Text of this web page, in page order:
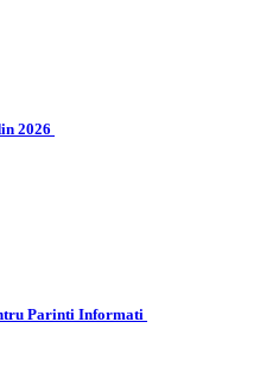
2026
Parinti Informati